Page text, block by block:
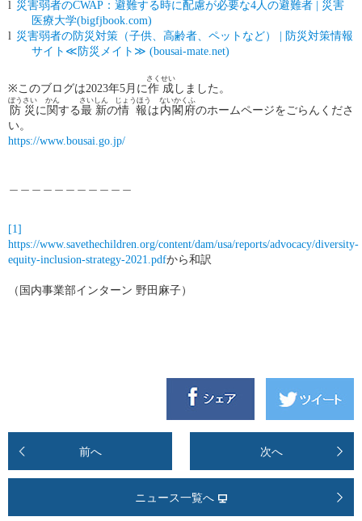
l 災害弱者のCWAP ：避難する時に配慮が必要な4人の避難者 | 災害
医療大学(bigfjbook.com)
l 災害弱者の防災対策（子供、高齢者、ペットなど） |
防災対策情報
サイト≪ 防災メイト≫ (bousai-mate.net)
※このブログは2023年5月に作成
さくせい
しました。
防災
ぼうさい
に関
かん
する最新
さいしん
の情報
じょうほう
は 内閣府
ないかくふ
のホームページをごらんくださ
い。
https://www.bousai.go.jp/
[1]
https://www.savethechildren.org/content/dam/usa/reports/advocacy/diversity-
equity-inclusion-strategy-2021.pdfから和訳
（国内事業部インターン 野田麻子）
前へ 次へ
ニュース一覧へ